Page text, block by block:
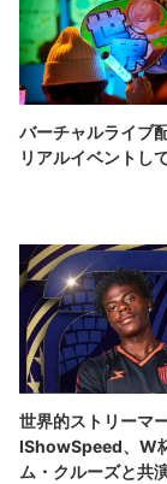
バーチャルライブ
リアルイベントし
世界的ストリーマ
IShowSpeed、W
ム・クルーズと共